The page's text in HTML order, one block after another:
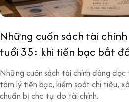
Những cuốn sách tài
tuổi 35: khi tiền bạc bắt
đời thật
Những cuốn sách tài chính đáng
tâm lý tiền bạc, kiểm soát chi tiêu,
chuẩn bị cho tự do tài chính.